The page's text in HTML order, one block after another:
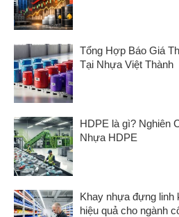
Tổng Hợp Báo Giá
Tại Nhựa Việt Thành
HDPE là gì? Nghiên
Nhựa HDPE
Khay nhựa đựng linh
hiệu quả cho ngành